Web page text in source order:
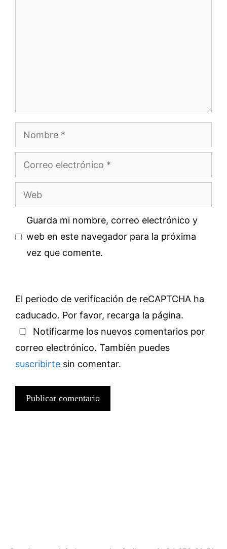
Nombre
Correo
electrónico
Web
Guarda mi nombre, correo electrónico y
web en este navegador para la próxima
vez que comente.
El periodo de verificación de reCAPTCHA ha
caducado. Por favor, recarga la página.
Notificarme los nuevos comentarios por
correo electrónico. También puedes
suscribirte sin comentar.